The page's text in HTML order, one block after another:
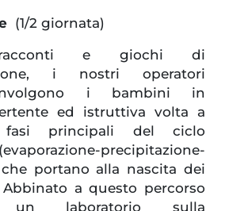
(1/2 giornata)
racconti e giochi di
i nostri operatori
i bambini in
ed istruttiva volta a
principali del ciclo
precipitazione-
che portano alla nascita dei
Abbinato a questo percorso
un laboratorio sulla